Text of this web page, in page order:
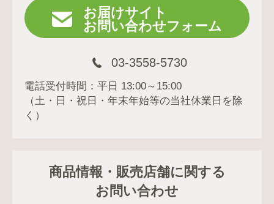
お届けサイト
お問い合わせフォーム
03-3558-5730
電話受付時間：平日 13:00～15:00
（土・日・祝日・年末年始等の当社休業日を除
く）
商品情報・販売店舗に関する
お問い合わせ